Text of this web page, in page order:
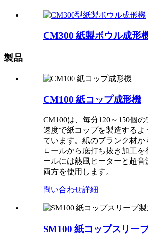
CM300 紙製ボウル成形
製品
CM100 紙コップ成形機
CM100は、毎分120～150個
速度で紙コップを製造するよ
ています。紙のブランク材か
ロールから底打ち抜き加工を
ールには熱風ヒーターと超音
両方を使用します。
問い合わせ詳細
SM100 紙コップスリー